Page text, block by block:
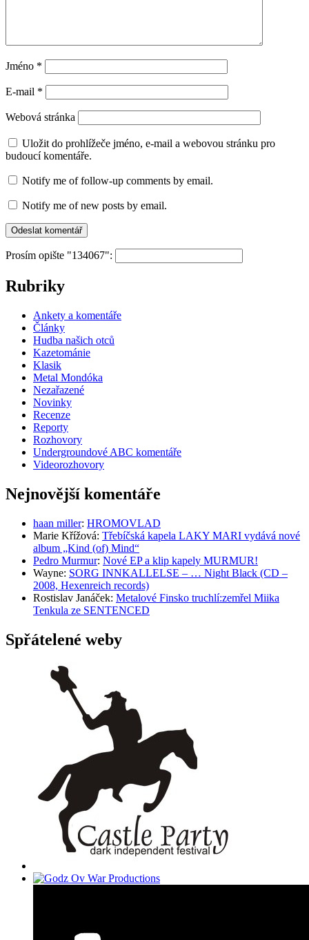
Jméno *
E-mail *
Webová stránka
Uložit do prohlížeče jméno, e-mail a webovou stránku pro
budoucí komentáře.
Notify me of follow-up comments by email.
Notify me of new posts by email.
Prosím opište "134067":
Rubriky
Ankety a komentáře
Články
Hudba našich otců
Kazetománie
Klasik
Metal Mondóka
Nezařazené
Novinky
Recenze
Reporty
Rozhovory
Undergroundové ABC komentáře
Videorozhovory
Nejnovější komentáře
haan miller: HROMOVLAD
Marie Křížová: Třebíčská kapela LAKY MARI vydává nové
album „Kind (of) Mind“
Pedro Murmur: Nové EP a klip kapely MURMUR!
Wayne: SORG INNKALLELSE – … Night Black (CD –
2008, Hexenreich records)
Rostislav Janáček: Metalové Finsko truchlí:zemřel Miika
Tenkula ze SENTENCED
Spřátelené weby